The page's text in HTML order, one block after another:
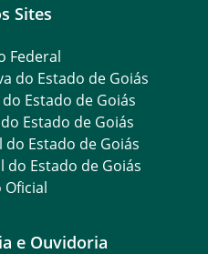
Sites
Federal
do Estado de Goiás
Estado de Goiás
Estado de Goiás
Estado de Goiás
Estado de Goiás
Oficial
e Ouvidoria